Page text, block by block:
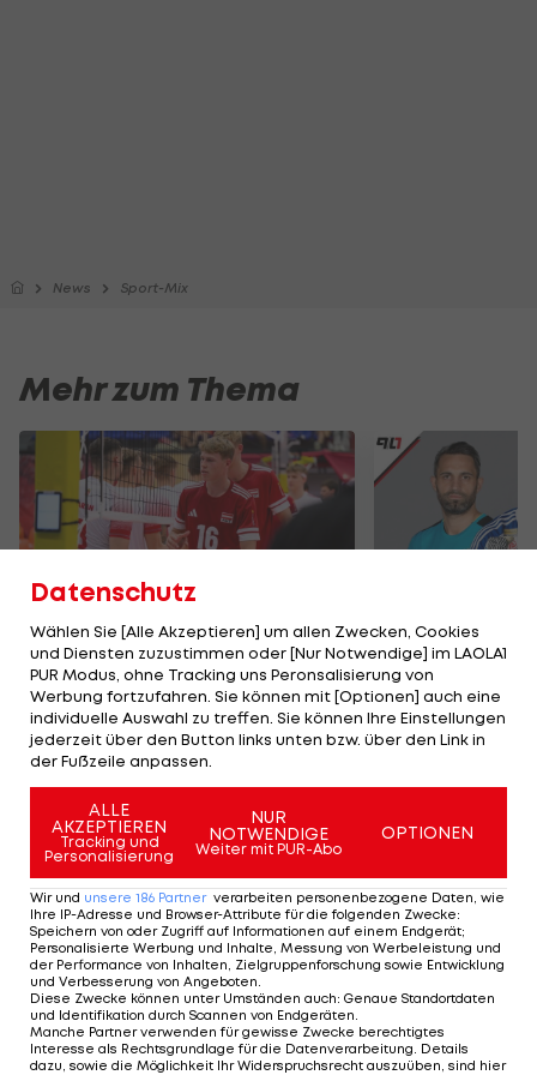
News Sport-Mix
Mehr zum Thema
Karrieresprung! ÖVV-
Teamspieler wechselt
in Topliga
Sport-Mix
Die
Tormänner
Geschichte
Fußball
TEILEN
KOMMENTARE
Datenschutz
Wählen Sie [Alle Akzeptieren] um allen Zwecken, Cookies
und Diensten zuzustimmen oder [Nur Notwendige] im LAOLA1
PUR Modus, ohne Tracking uns Peronsalisierung von
Werbung fortzufahren. Sie können mit [Optionen] auch eine
individuelle Auswahl zu treffen. Sie können Ihre Einstellungen
jederzeit über den Button links unten bzw. über den Link in
der Fußzeile anpassen.
ALLE
AKZEPTIEREN
Tracking und
Personalisierung
NUR
NOTWENDIGE
Weiter mit PUR-Abo
OPTIONEN
Wir und unsere 186 Partner verarbeiten personenbezogene Daten, wie
Ihre IP-Adresse und Browser-Attribute für die folgenden Zwecke:
Speichern von oder Zugriff auf Informationen auf einem Endgerät;
Personalisierte Werbung und Inhalte, Messung von Werbeleistung und
der Performance von Inhalten, Zielgruppenforschung sowie Entwicklung
und Verbesserung von Angeboten.
Diese Zwecke können unter Umständen auch: Genaue Standortdaten
und Identifikation durch Scannen von Endgeräten.
Manche Partner verwenden für gewisse Zwecke berechtigtes
Interesse als Rechtsgrundlage für die Datenverarbeitung. Details
dazu, sowie die Möglichkeit Ihr Widerspruchsrecht auszuüben, sind hier